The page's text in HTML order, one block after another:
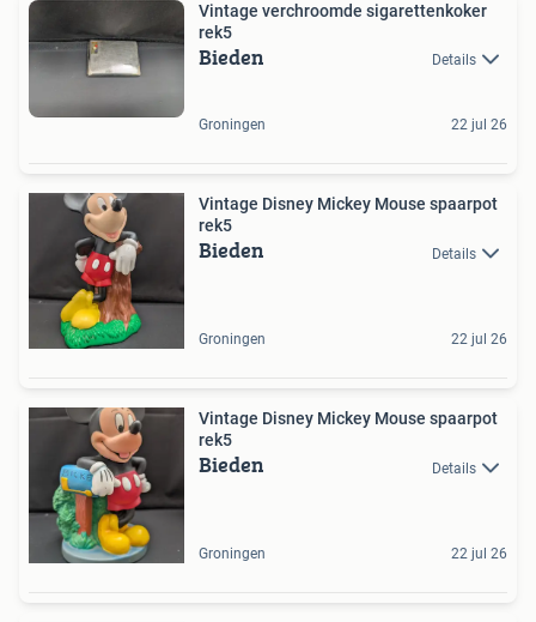
Vintage verchroomde sigarettenkoker
rek5
Bieden Details
Groningen 22 jul 26
Vintage Disney Mickey Mouse spaarpot
rek5
Bieden Details
Groningen 22 jul 26
Vintage Disney Mickey Mouse spaarpot
rek5
Bieden Details
Groningen 22 jul 26